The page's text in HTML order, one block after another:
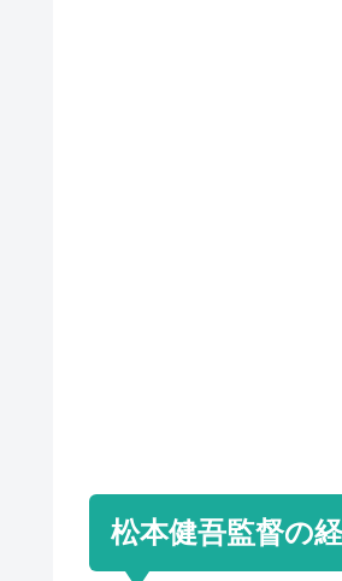
松本健吾監督の